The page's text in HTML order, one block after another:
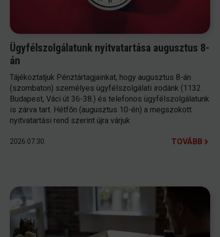
Ügyfélszolgálatunk nyitvatartása augusztus 8-
án
Tájékoztatjuk Pénztártagjainkat, hogy augusztus 8-án
(szombaton) személyes ügyfélszolgálati irodánk (1132
Budapest, Váci út 36-38.) és telefonos ügyfélszolgálatunk
is zárva tart. Hétfőn (augusztus 10-én) a megszokott
nyitvatartási rend szerint újra várjuk
2026.07.30. TOVÁBB